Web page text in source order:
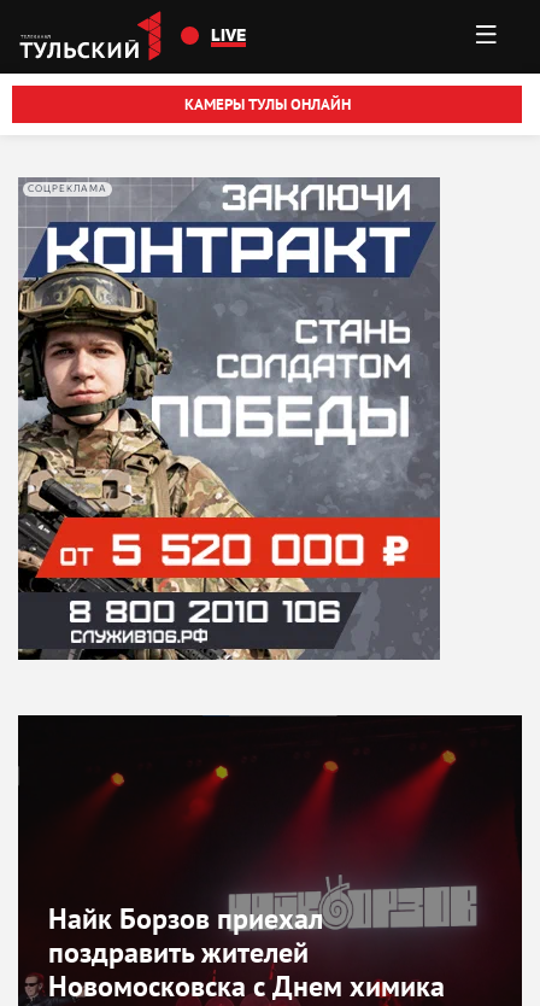
Перейти к основному содержанию
LIVE
КАМЕРЫ ТУЛЫ ОНЛАЙН
СОЦРЕКЛАМА
Найк Борзов приехал
поздравить жителей
Новомосковска с Днем химика